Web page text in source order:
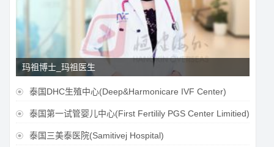
玛祖博士_玛祖医生
 泰国DHC生殖中心(Deep&Harmonicare IVF Center)
 泰国第一试管婴儿中心(First Fertilily PGS Center Limitied)
 泰国三美泰医院(Samitivej Hospital)